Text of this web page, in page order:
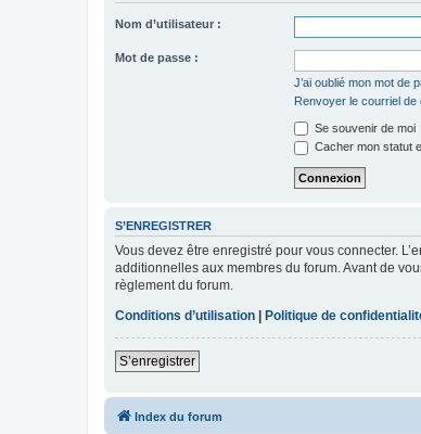
Nom d’utilisateur :
Mot de passe :
J’ai oublié mon mot de
Renvoyer le courriel de
Se souvenir de moi
Cacher mon statut
S’ENREGISTRER
Vous devez être enregistré pour vous connecter.
additionnelles aux membres du forum. Avant de
règlement du forum.
Conditions d’utilisation
Politique de
S’enregistrer
Index du forum